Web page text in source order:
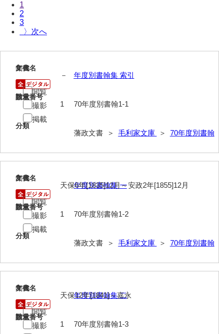
37奉書
38御意控
40法令
44三賀
46吉凶
47参勤
50御普請
1
2
3
〉
1
文書名
年度別書翰集 索引
請求番号
70年度別書翰1-1
分類
藩政文書 ＞ 毛利家文庫 ＞ 70年度別書翰
年代
－
数量
1
閲覧
撮影
掲載
2
文書名
年度別書翰集 一
請求番号
70年度別書翰1-2
分類
藩政文書 ＞ 毛利家文庫 ＞ 70年度別書翰
年代
天保6年[1835]12月～安政2年[1855]12月
数量
1
閲覧
撮影
掲載
3
文書名
年度別書翰集 二
請求番号
70年度別書翰1-3
年代
天保12年[1841]～嘉永
数量
1
閲覧
撮影